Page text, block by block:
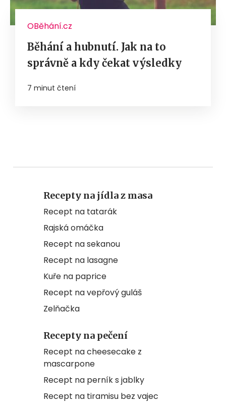
OBěhání.cz
Běhání a hubnutí. Jak na to
správně a kdy čekat výsledky
7 minut čtení
Recepty na jídla z masa
Recept na tatarák
Rajská omáčka
Recept na sekanou
Recept na lasagne
Kuře na paprice
Recept na vepřový guláš
Zelňačka
Recepty na pečení
Recept na cheesecake z
mascarpone
Recept na perník s jablky
Recept na tiramisu bez vajec